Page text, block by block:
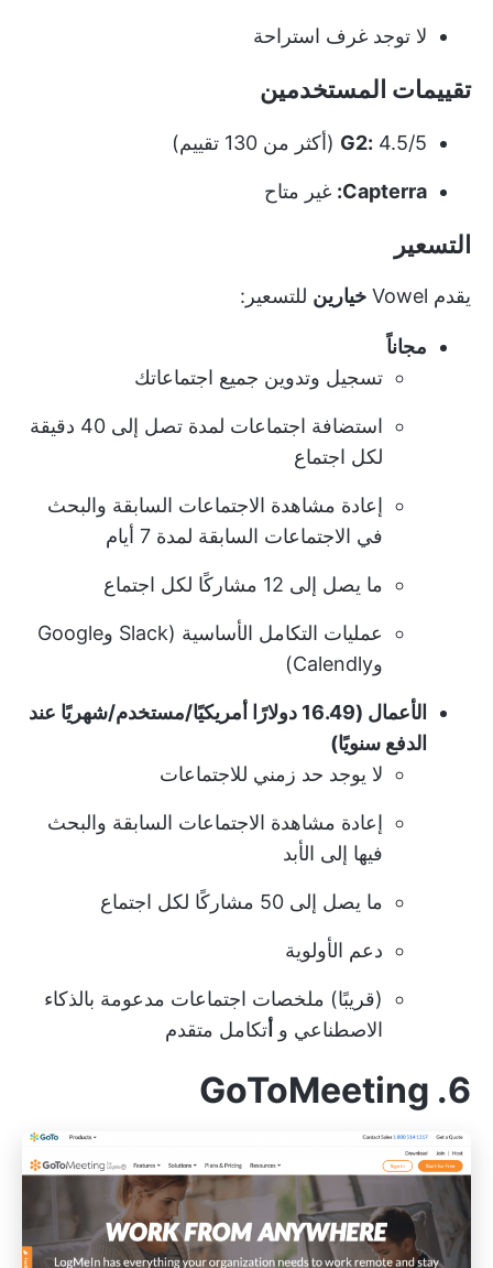
لا توجد غرف استراحة
تقييمات المستخدمين
G2: 4.5/5 (أكثر من 130 تقييم)
Capterra: غير متاح
التسعير
يقدم Vowel خيارين للتسعير:
مجاناً
تسجيل وتدوين جميع اجتماعاتك
استضافة اجتماعات لمدة تصل إلى 40 دقيقة
لكل اجتماع
إعادة مشاهدة الاجتماعات السابقة والبحث
في الاجتماعات السابقة لمدة 7 أيام
ما يصل إلى 12 مشاركًا لكل اجتماع
عمليات التكامل الأساسية (Slack وGoogle
وCalendly)
الأعمال (16.49 دولارًا أمريكيًا/مستخدم/شهريًا عند
الدفع سنويًا)
لا يوجد حد زمني للاجتماعات
إعادة مشاهدة الاجتماعات السابقة والبحث
فيها إلى الأبد
ما يصل إلى 50 مشاركًا لكل اجتماع
دعم الأولوية
(قريبًا) ملخصات اجتماعات مدعومة بالذكاء
الاصطناعي و أتكامل متقدم
6. GoToMeeting